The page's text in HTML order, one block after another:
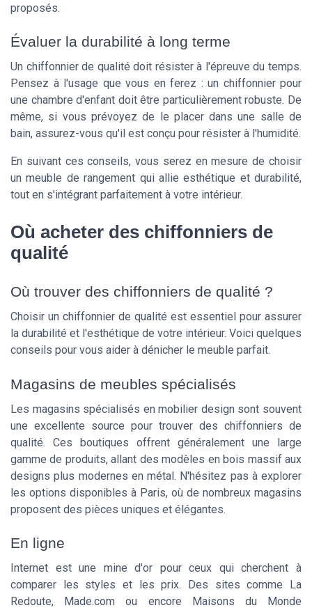
proposés.
Évaluer la durabilité à long terme
Un chiffonnierde qualité doit résister à l'épreuve du temps.
Pensez à l'usage que vous en ferez : un chiffonnierpour
une chambre d'enfant doit être particulièrement robuste. De
même, si vous prévoyez de le placer dans une salle de
bain, assurez-vous qu'il est conçu pour résister à l'humidité.
En suivant ces conseils, vous serez en mesure de choisir
unmeuble de rangement qui allie esthétique et durabilité,
tout en s'intégrant parfaitement à votre intérieur.
Où acheter des chiffonniers de
qualité
Où trouver des chiffonniers de qualité ?
Choisir un chiffonnier de qualité est essentiel pour assurer
la durabilité et l'esthétique de votre intérieur. Voici quelques
conseils pour vous aider à dénicher le meuble parfait.
Magasins de meubles spécialisés
Les magasins spécialisés en mobilier design sont souvent
une excellente source pour trouver des chiffonniers de
qualité. Ces boutiques offrent généralement une large
gamme de produits, allant des modèles en bois massif aux
designs plus modernes en métal. N'hésitez pas à explorer
les options disponibles à Paris, où de nombreux magasins
proposent des pièces uniques et élégantes.
En ligne
Internet est une mine d'or pour ceux qui cherchent à
comparer les styles et les prix. Des sites comme La
Redoute, Made.com ou encore Maisons du Monde